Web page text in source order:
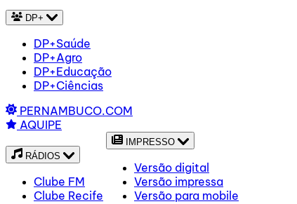
DP+
DP+Saúde
DP+Agro
DP+Educação
DP+Ciências
PERNAMBUCO.COM
AQUIPE
RÁDIOS
Clube FM
Clube Recife
IMPRESSO
Versão digital
Versão impressa
Versão para mobile